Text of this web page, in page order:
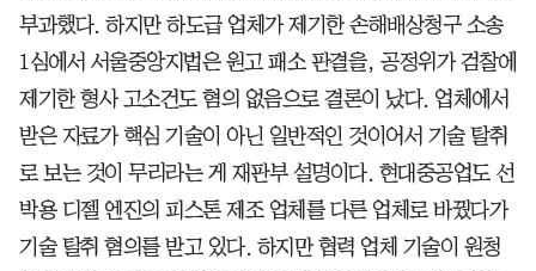
부과했다. 하지만 하도급 업체가 제기한 손해배상청구 소송
1심에서 서울중앙지법은 원고 패소 판결을, 공정위가 검찰에
제기한 형사 고소건도 혐의 없음으로 결론이 났다. 업체에서
받은 자료가 핵심 기술이 아닌 일반적인 것이어서 기술 탈취
로 보는 것이 무리라는 게 재판부 설명이다. 현대중공업도 선
박용 디젤 엔진의 피스톤 제조 업체를 다른 업체로 바꿨다가
기술 탈취 혐의를 받고 있다. 하지만 협력 업체 기술이 원청